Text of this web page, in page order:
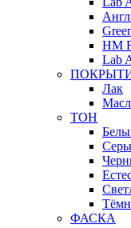
HM
Lab
Лак
ТОН
ФАСКА